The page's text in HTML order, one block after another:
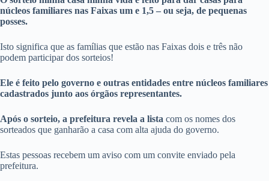
núcleos familiares nas Faixas um e 1,5 – ou seja, de pequenas
posses.
Isto significa que as famílias que estão nas Faixas dois e três não
podem participar dos sorteios!
Ele é feito pelo governo e outras entidades entre núcleos familiares
cadastrados junto aos órgãos representantes.
Após o sorteio, a prefeitura revela a lista com os nomes dos
sorteados que ganharão a casa com alta ajuda do governo.
Estas pessoas recebem um aviso com um convite enviado pela
prefeitura.